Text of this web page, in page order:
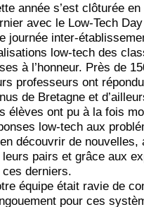
année s’est clôturée en
avec le Low-Tech
journée inter-
low-tech des
à l’honneur. Près de
professeurs ont
de Bretagne et
élèves ont pu à la fois
low-tech aux
découvrir de nouvelles,
leurs pairs et grâce aux
ces derniers.
équipe était ravie de
pour ces